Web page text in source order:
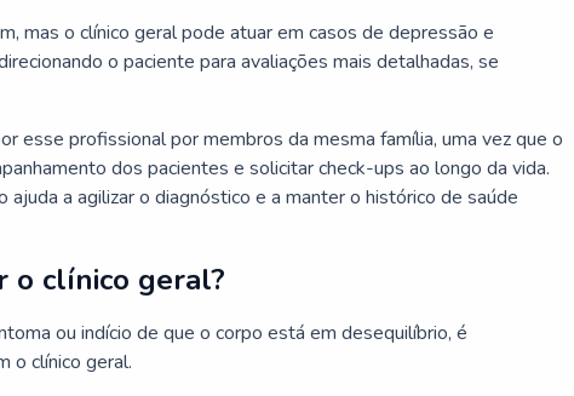
mas o clínico geral pode atuar em casos de depressão e
o paciente para avaliações mais detalhadas, se
esse profissional por membros da mesma família, uma vez que o
dos pacientes e solicitar check-ups ao longo da vida.
ajuda a agilizar o diagnóstico e a manter o histórico de saúde
o clínico geral?
ou indício de que o corpo está em desequilíbrio, é
o clínico geral.